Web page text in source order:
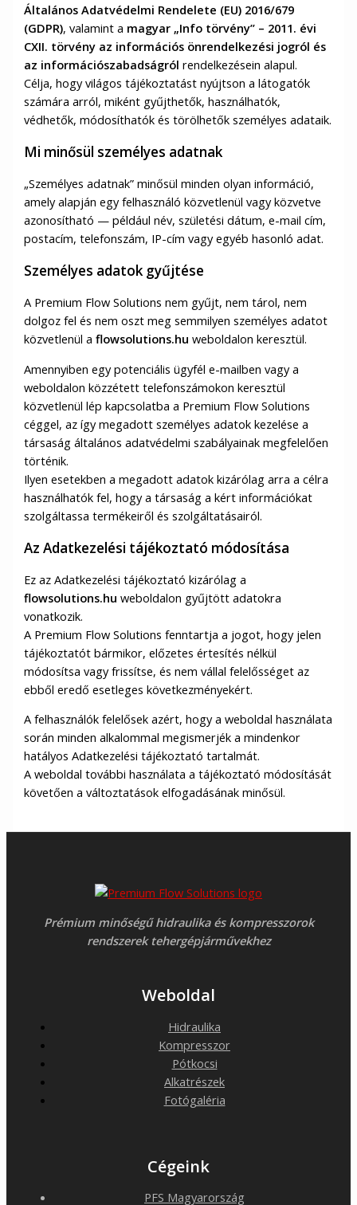
Általános Adatvédelmi Rendelete (EU) 2016/679
(GDPR), valamint a magyar „Info törvény” – 2011. évi
CXII. törvény az információs önrendelkezési jogról és
az információszabadságról rendelkezésein alapul.
Célja, hogy világos tájékoztatást nyújtson a látogatók
számára arról, miként gyűjthetők, használhatók,
védhetők, módosíthatók és törölhetők személyes adataik.
Mi minősül személyes adatnak
„Személyes adatnak” minősül minden olyan információ,
amely alapján egy felhasználó közvetlenül vagy közvetve
azonosítható — például név, születési dátum, e-mail cím,
postacím, telefonszám, IP-cím vagy egyéb hasonló adat.
Személyes adatok gyűjtése
A Premium Flow Solutions nem gyűjt, nem tárol, nem
dolgoz fel és nem oszt meg semmilyen személyes adatot
közvetlenül aflowsolutions.hu weboldalon keresztül.
Amennyiben egy potenciális ügyfél e-mailben vagy a
weboldalon közzétett telefonszámokon keresztül
közvetlenül lép kapcsolatba a Premium Flow Solutions
céggel, az így megadott személyes adatok kezelése a
társaság általános adatvédelmi szabályainak megfelelően
történik.
Ilyen esetekben a megadott adatok kizárólag arra a célra
használhatók fel, hogy a társaság a kért információkat
szolgáltassa termékeiről és szolgáltatásairól.
Az Adatkezelési tájékoztató módosítása
Ez az Adatkezelési tájékoztató kizárólag a
flowsolutions.hu weboldalon gyűjtött adatokra
vonatkozik.
A Premium Flow Solutions fenntartja a jogot, hogy jelen
tájékoztatót bármikor, előzetes értesítés nélkül
módosítsa vagy frissítse, és nem vállal felelősséget az
ebből eredő esetleges következményekért.
A felhasználók felelősek azért, hogy a weboldal használata
során minden alkalommal megismerjék a mindenkor
hatályos Adatkezelési tájékoztató tartalmát.
A weboldal további használata a tájékoztató módosítását
követően a változtatások elfogadásának minősül.
Prémium minőségű hidraulika és kompresszorok
rendszerek tehergépjárművekhez
Weboldal
Hidraulika
Kompresszor
Pótkocsi
Alkatrészek
Fotógaléria
Cégeink
PFS Magyarország